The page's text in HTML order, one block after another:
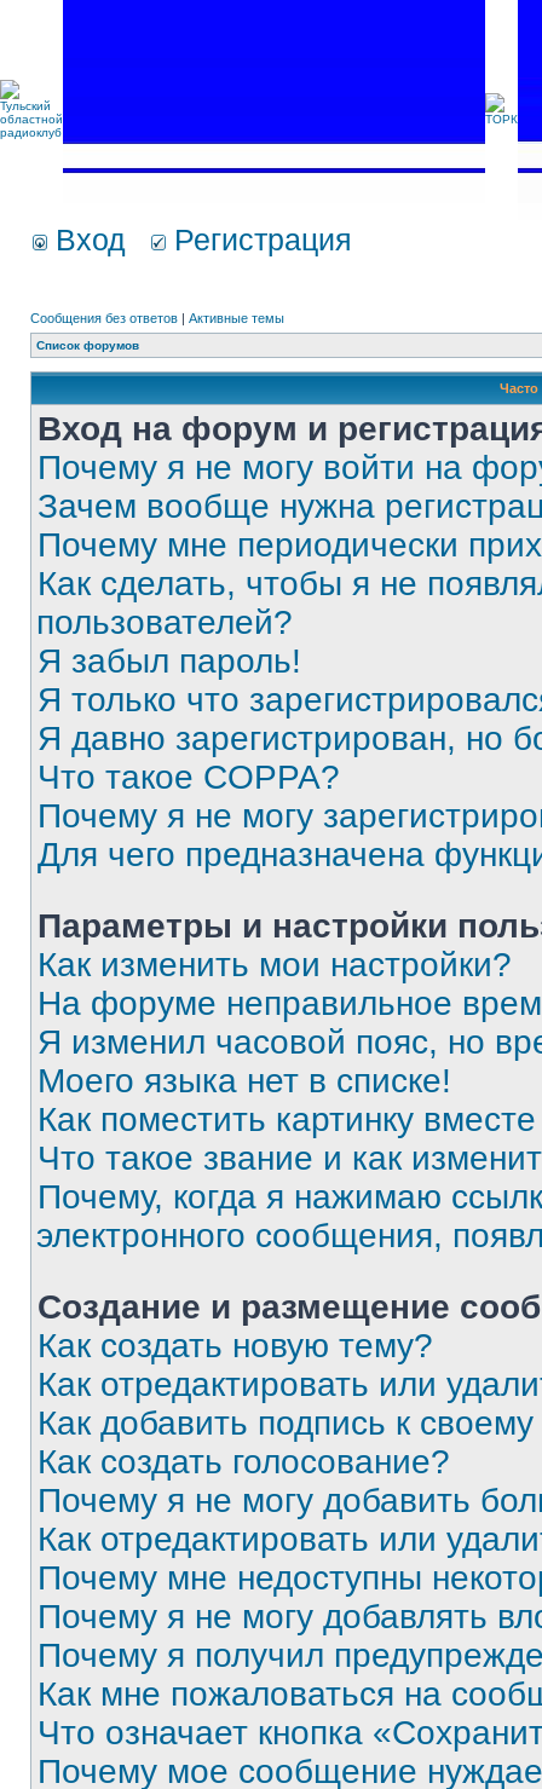
Вход Регистрация
Сообщения без ответов | Активные темы
Список форумов
Вход на форум и
Почему я не могу войти на
Зачем вообще нужна
Почему мне периодически
Как сделать, чтобы я не
пользователей?
Я забыл пароль!
Я только что
Я давно зарегистрирован, но
Что такое COPPA?
Почему я не могу
Для чего предназначена
Параметры и настройки
Как изменить мои настройки?
На форуме неправильное
Я изменил часовой пояс, но
Моего языка нет в списке!
Как поместить картинку
Что такое звание и как
Почему, когда я нажимаю
электронного сообщения,
Создание и размещение
Как создать новую тему?
Как отредактировать или
Как добавить подпись к
Как создать голосование?
Почему я не могу добавить
Как отредактировать или
Почему мне недоступны
Почему я не могу добавлять
Почему я получил
Как мне пожаловаться на
Что означает кнопка
Почему мое сообщение